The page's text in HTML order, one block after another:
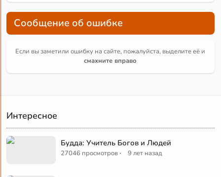
Сообщение об ошибке
Если вы заметили ошибку на сайте, пожалуйста, выделите её и
смахните вправо
Интересное
Будда: Учитель Богов и Людей
27046 просмотров · 9 лет назад